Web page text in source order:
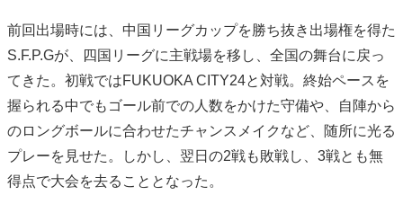
前回出場時には、中国リーグカップを勝ち抜き出場権を得た
S.F.P.Gが、四国リーグに主戦場を移し、全国の舞台に戻っ
てきた。初戦ではFUKUOKA CITY24と対戦。終始ペースを
握られる中でもゴール前での人数をかけた守備や、自陣から
のロングボールに合わせたチャンスメイクなど、随所に光る
プレーを見せた。しかし、翌日の2戦も敗戦し、3戦とも無
得点で大会を去ることとなった。